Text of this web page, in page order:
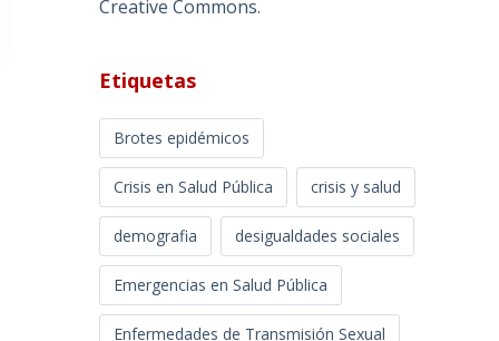
Creative Commons.
Etiquetas
Brotes epidémicos
Crisis en Salud Pública crisis y salud
demografia desigualdades sociales
Emergencias en Salud Pública
Enfermedades de Transmisión Sexual